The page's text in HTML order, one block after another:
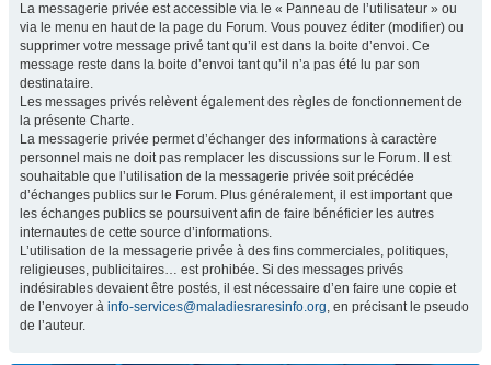
La messagerie privée est accessible via le « Panneau de l’utilisateur » ou
via le menu en haut de la page du Forum. Vous pouvez éditer (modifier) ou
supprimer votre message privé tant qu’il est dans la boite d’envoi. Ce
message reste dans la boite d’envoi tant qu’il n’a pas été lu par son
destinataire.
Les messages privés relèvent également des règles de fonctionnement de
la présente Charte.
La messagerie privée permet d’échanger des informations à caractère
personnel mais ne doit pas remplacer les discussions sur le Forum. Il est
souhaitable que l’utilisation de la messagerie privée soit précédée
d’échanges publics sur le Forum. Plus généralement, il est important que
les échanges publics se poursuivent afin de faire bénéficier les autres
internautes de cette source d’informations.
L’utilisation de la messagerie privée à des fins commerciales, politiques,
religieuses, publicitaires… est prohibée. Si des messages privés
indésirables devaient être postés, il est nécessaire d’en faire une copie et
de l’envoyer à info-services@maladiesraresinfo.org, en précisant le pseudo
de l’auteur.